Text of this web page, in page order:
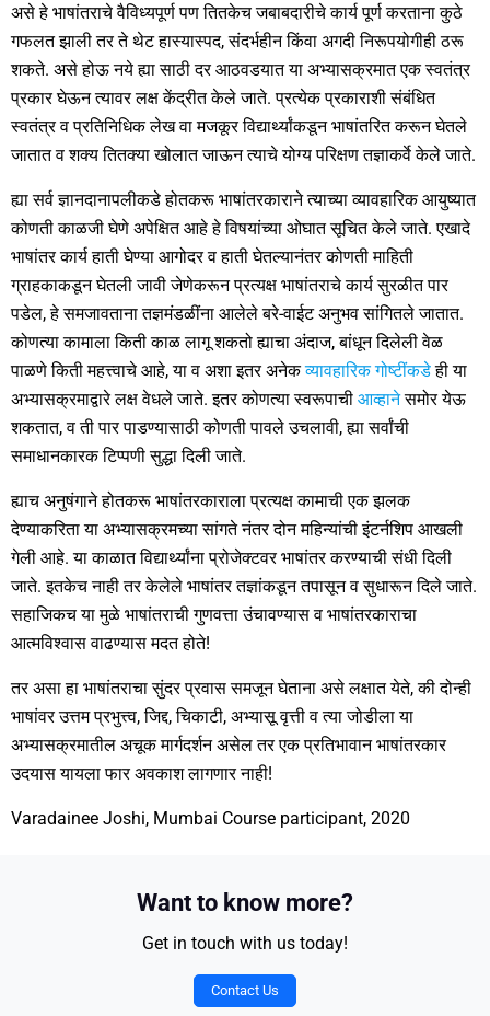
असे हे भाषांतराचे वैविध्यपूर्ण पण तितकेच जबाबदारीचे कार्य पूर्ण करताना कुठे
गफलत झाली तर ते थेट हास्यास्पद, संदर्भहीन किंवा अगदी निरूपयोगीही ठरू
शकते. असे होऊ नये ह्या साठी दर आठवडयात या अभ्यासक्रमात एक स्वतंत्र
प्रकार घेऊन त्यावर लक्ष केंद्रीत केले जाते. प्रत्येक प्रकाराशी संबंधित
स्वतंत्र व प्रतिनिधिक लेख वा मजकूर विद्यार्थ्यांकडून भाषांतरित करून घेतले
जातात व शक्य तितक्या खोलात जाऊन त्याचे योग्य परिक्षण तज्ञाकर्वे केले जाते.
ह्या सर्व ज्ञानदानापलीकडे होतकरू भाषांतरकाराने त्याच्या व्यावहारिक आयुष्यात
कोणती काळजी घेणे अपेक्षित आहे हे विषयांच्या ओघात सूचित केले जाते. एखादे
भाषांतर कार्य हाती घेण्या आगोदर व हाती घेतल्यानंतर कोणती माहिती
ग्राहकाकडून घेतली जावी जेणेकरून प्रत्यक्ष भाषांतराचे कार्य सुरळीत पार
पडेल, हे समजावताना तज्ञमंडळींना आलेले बरे-वाईट अनुभव सांगितले जातात.
कोणत्या कामाला किती काळ लागू शकतो ह्याचा अंदाज, बांधून दिलेली वेळ
पाळणे किती महत्त्वाचे आहे, या व अशा इतर अनेकव्यावहारिक गोष्टींकडेही या
अभ्यासक्रमाद्वारे लक्ष वेधले जाते. इतर कोणत्या स्वरूपाची आव्हानेसमोर येऊ
शकतात, व ती पार पाडण्यासाठी कोणती पावले उचलावी, ह्या सर्वांची
समाधानकारक टिप्पणी सुद्धा दिली जाते.
ह्याच अनुषंगाने होतकरू भाषांतरकाराला प्रत्यक्ष कामाची एक झलक
देण्याकरिता या अभ्यासक्रमच्या सांगते नंतर दोन महिन्यांची इंटर्नशिप आखली
गेली आहे. या काळात विद्यार्थ्यांना प्रोजेक्टवर भाषांतर करण्याची संधी दिली
जाते. इतकेच नाही तर केलेले भाषांतर तज्ञांकडून तपासून व सुधारून दिले जाते.
सहाजिकच या मुळे भाषांतराची गुणवत्ता उंचावण्यास व भाषांतरकाराचा
आत्मविश्वास वाढण्यास मदत होते!
तर असा हा भाषांतराचा सुंदर प्रवास समजून घेताना असे लक्षात येते, की दोन्ही
भाषांवर उत्तम प्रभुत्त्व, जिद्द, चिकाटी, अभ्यासू वृत्ती व त्या जोडीला या
अभ्यासक्रमातील अचूक मार्गदर्शन असेल तर एक प्रतिभावान भाषांतरकार
उदयास यायला फार अवकाश लागणार नाही!
Varadainee Joshi, Mumbai Course participant, 2020
Want to know more?
Get in touch with us today!
Contact Us